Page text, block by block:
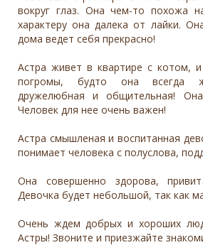
вокруг глаз. Она чем-то похожа
характеру она далека от лайки.
дома ведет себя прекрасно!
Астра живет в квартире с котом,
погромы, будто она всегда
дружелюбная и общительная!
Человек для нее очень важен!
Астра смышленая и воспитанная
понимает человека с полуслова,
Она совершенно здорова,
Девочка будет небольшой, так как
Очень ждем добрых и хороших
Астры! Звоните и приезжайте